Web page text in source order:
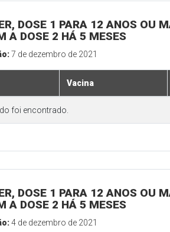
DOSE 1 PARA 12 ANOS OU
A DOSE 2 HÁ 5 MESES
7 de dezembro de 2021
Vacina
foi encontrado.
DOSE 1 PARA 12 ANOS OU
A DOSE 2 HÁ 5 MESES
4 de dezembro de 2021